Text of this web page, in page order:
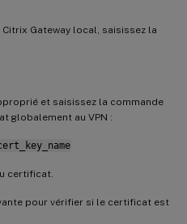
Gateway local, saisissez la
et saisissez la commande
globalement au VPN :
certificat.
pour vérifier si le certificat est